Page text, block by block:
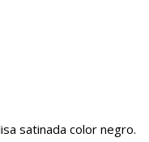
satinada color negro.